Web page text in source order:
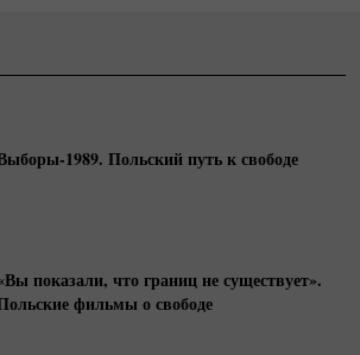
редактор «Европа»
1989. Польский путь к свободе
показали, что границ не существует».
фильмы о свободе